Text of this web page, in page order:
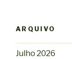
ARQUIVO
Julho 2026